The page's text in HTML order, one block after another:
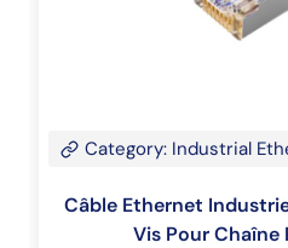
Category: Industrial
Câble Ethernet
Vis Pour